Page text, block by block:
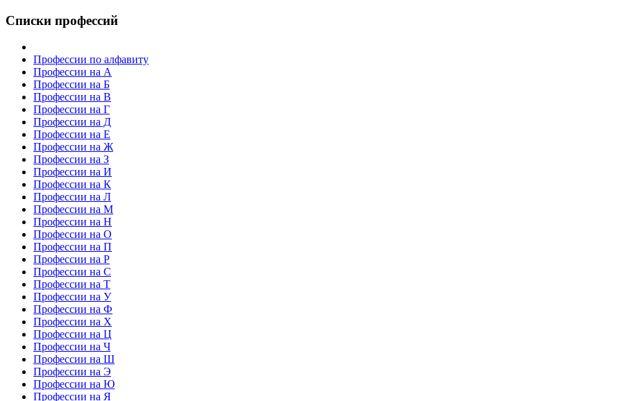
Списки профессий
Профессии по алфавиту
Профессии на А
Профессии на Б
Профессии на В
Профессии на Г
Профессии на Д
Профессии на Е
Профессии на Ж
Профессии на З
Профессии на И
Профессии на К
Профессии на Л
Профессии на М
Профессии на Н
Профессии на О
Профессии на П
Профессии на Р
Профессии на С
Профессии на Т
Профессии на У
Профессии на Ф
Профессии на Х
Профессии на Ц
Профессии на Ч
Профессии на Ш
Профессии на Э
Профессии на Ю
Профессии на Я